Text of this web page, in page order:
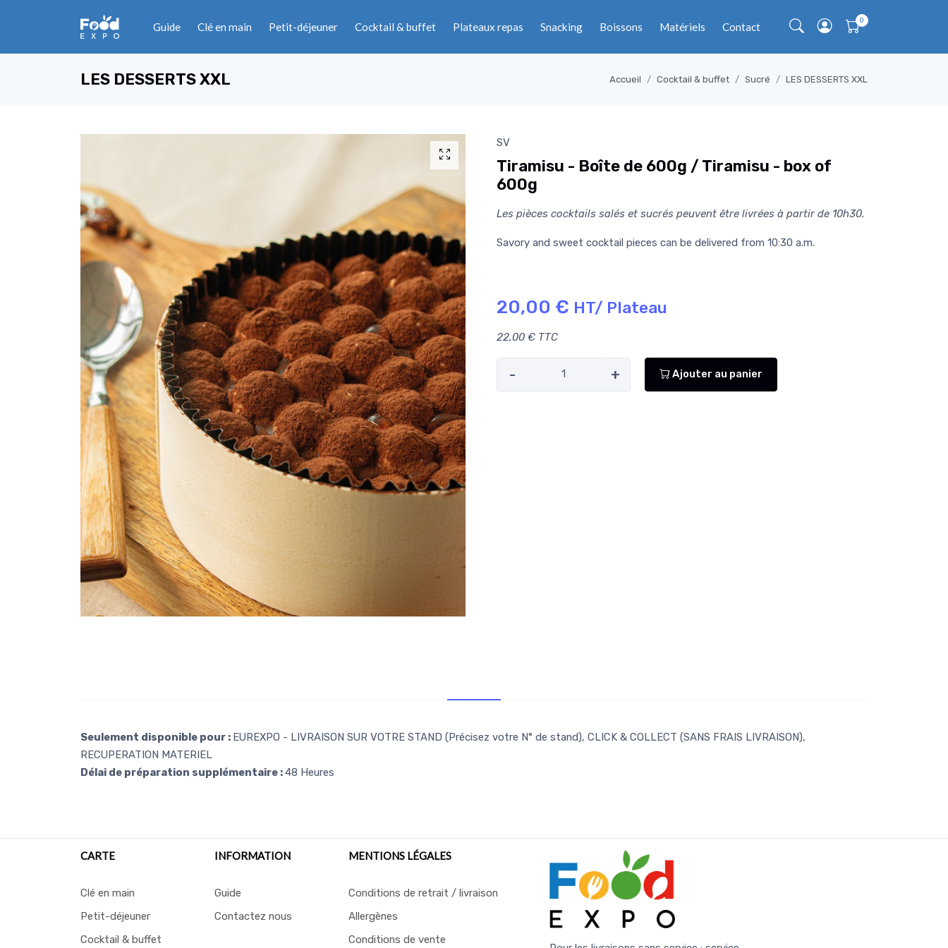
Guide Clé en main Petit-déjeuner Cocktail & buffet Plateaux repas Snacking Boissons Matériels Contact
LES DESSERTS XXL Accueil Cocktail & buffet Sucré LES DESSERTS XXL
SV
Tiramisu - Boîte de 600g / Tiramisu - box of
600g
Les pièces cocktails salés et sucrés peuvent être livrées à partir de 10h30.
Savory and sweet cocktail pieces can be delivered from 10:30 a.m.
20,00 € HT/ Plateau
22,00 € TTC
- + Ajouter au panier
Seulement disponible pour : EUREXPO - LIVRAISON SUR VOTRE STAND (Précisez votre N° de stand), CLICK & COLLECT (SANS FRAIS LIVRAISON),
RECUPERATION MATERIEL
Délai de préparation supplémentaire :48 Heures
CARTE
Clé en main
Petit-déjeuner
Cocktail & buffet
INFORMATION
Guide
Contactez nous
MENTIONS LÉGALES
Conditions de retrait / livraison
Allergènes
Conditions de vente